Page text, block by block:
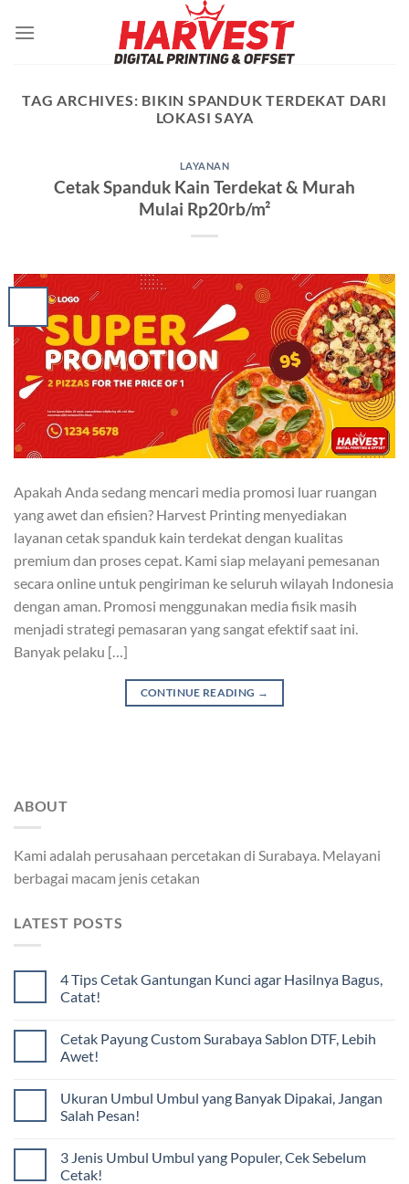
TAG ARCHIVES: BIKIN SPANDUK TERDEKAT DARI
LOKASI SAYA
LAYANAN
Cetak Spanduk Kain Terdekat & Murah
Mulai Rp20rb/m²
Apakah Anda sedang mencari media promosi luar ruangan
yang awet dan efisien? Harvest Printing menyediakan
layanan cetak spanduk kain terdekat dengan kualitas
premium dan proses cepat. Kami siap melayani pemesanan
secara online untuk pengiriman ke seluruh wilayah Indonesia
dengan aman. Promosi menggunakan media fisik masih
menjadi strategi pemasaran yang sangat efektif saat ini.
Banyak pelaku […]
CONTINUE READING →
ABOUT
Kami adalah perusahaan percetakan di Surabaya. Melayani
berbagai macam jenis cetakan
LATEST POSTS
4 Tips Cetak Gantungan Kunci agar Hasilnya Bagus,
Catat!
Cetak Payung Custom Surabaya Sablon DTF, Lebih
Awet!
Ukuran Umbul Umbul yang Banyak Dipakai, Jangan
Salah Pesan!
3 Jenis Umbul Umbul yang Populer, Cek Sebelum
Cetak!